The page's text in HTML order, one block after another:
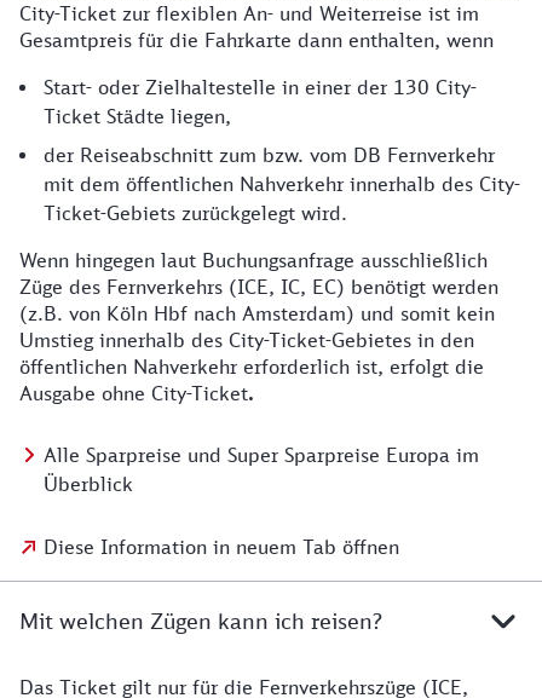
City-Ticket zur flexiblen An- und Weiterreise ist im
Gesamtpreis für die Fahrkarte dann enthalten, wenn
Start- oder Zielhaltestelle in einer der 130 City-
Ticket Städte liegen,
der Reiseabschnitt zum bzw. vom DB Fernverkehr
mit dem öffentlichen Nahverkehr innerhalb des City-
Ticket-Gebiets zurückgelegt wird.
Wenn hingegen laut Buchungsanfrage ausschließlich
Züge des Fernverkehrs (ICE, IC, EC) benötigt werden
(z.B. von Köln Hbf nach Amsterdam) und somit kein
Umstieg innerhalb des City-Ticket-Gebietes in den
öffentlichen Nahverkehr erforderlich ist, erfolgt die
Ausgabe ohne City-Ticket.
Alle Sparpreise und Super Sparpreise Europa im
Überblick
Diese Information in neuem Tab öffnen
Mit welchen Zügen kann ich reisen?
Das Ticket gilt nur für die Fernverkehrszüge (ICE,